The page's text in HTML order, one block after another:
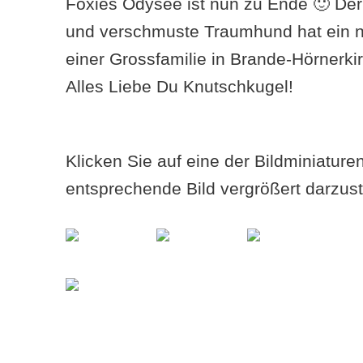
und verschmuste Traumhund hat ein
einer Grossfamilie in Brande-
Alles Liebe Du Knutschkugel!
Klicken Sie auf eine der
entsprechende Bild vergrößert